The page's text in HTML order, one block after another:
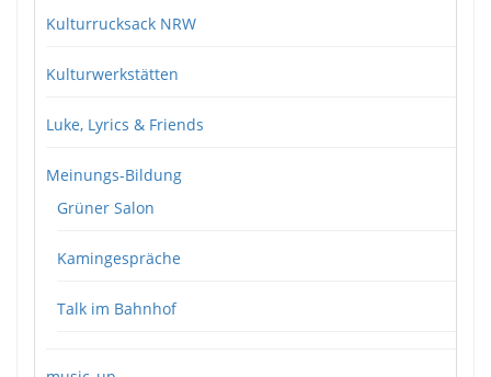
Kulturrucksack NRW
Kulturwerkstätten
Luke, Lyrics & Friends
Meinungs-Bildung
Grüner Salon
Kamingespräche
Talk im Bahnhof